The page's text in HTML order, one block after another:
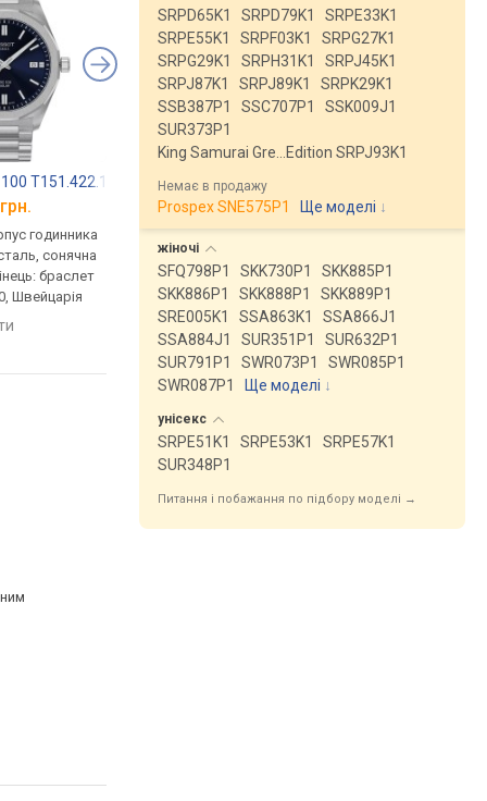
T151.422.11.041.00
годинника
сонячна
браслет
Швейцарія
TISSOT PRC 100 T151.422.11.031.00
від 26 810 грн.
нержавіюча сталь, сонячна
батарея, ремінець: браслет
сталь, WR 200, Швейцарія
порівняти
від 26 450 грн.
батарея, ремінець:
сталь, WR 100, Японія
порівняти
SRPD65K1
SRPD79K1
SRPE33K1
SRPE55K1
SRPF03K1
SRPG27K1
SRPG29K1
SRPH31K1
SRPJ45K1
SRPJ87K1
SRPJ89K1
SRPK29K1
SSB387P1
SSC707P1
SSK009J1
SUR373P1
King Samurai Gre…Edition SRPJ93K1
Немає в продажу
Prospex SNE575P1 Ще моделі ↓
жіночі
SFQ798P1 SKK730P1
SKK885P1
SKK886P1
SKK888P1
SKK889P1
SRE005K1
SSA863K1
SSA866J1
SSA884J1
SUR351P1
SUR632P1
SUR791P1
SWR073P1
SWR085P1
SWR087P1
Ще моделі ↓
унісекс
SRPE51K1 SRPE53K1
SRPE57K1
SUR348P1
Питання і побажання по підбору моделі →